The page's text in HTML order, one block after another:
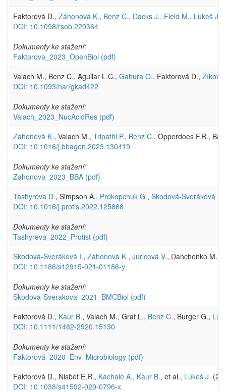
Faktorová D., Záhonová K., Benz C., Dacks J., Field M., Lukeš J.
DOI: 10.1098/rsob.220364
Dokumenty ke stažení:
Faktorova_2023_OpenBiol (pdf)
Valach M., Benz C., Aguilar L.C., Gahura O., Faktorová D., Zíková
DOI: 10.1093/nar/gkad422
Dokumenty ke stažení:
Valach_2023_NucAcidRes (pdf)
Záhonová K., Valach M., Tripathi P., Benz C., Opperdoes F.R.,
DOI: 10.1016/j.bbagen.2023.130419
Dokumenty ke stažení:
Zahonova_2023_BBA (pdf)
Tashyreva D., Simpson A., Prokopchuk G., Škodová-Sveráková I.
DOI: 10.1016/j.protis.2022.125868
Dokumenty ke stažení:
Tashyreva_2022_Protist (pdf)
Škodová-Sveráková I., Záhonová K., Juricová V., Danchenko M.,
DOI: 10.1186/s12915-021-01186-y
Dokumenty ke stažení:
Skodova-Sverakova_2021_BMCBiol (pdf)
Faktorová D., Kaur B., Valach M., Graf L., Benz C., Burger G.,
DOI: 10.1111/1462-2920.15130
Dokumenty ke stažení:
Faktorová_2020_Env_Microbiology (pdf)
Faktorová D., Nisbet E.R., Kachale A., Kaur B., et al., Lukeš J.
DOI: 10.1038/s41592-020-0796-x